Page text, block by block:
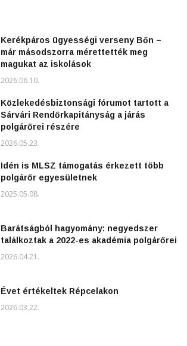
Kerékpáros ügyességi verseny Bőn –
már másodszorra mérettették meg
magukat az iskolások
2026.06.10.
Közlekedésbiztonsági fórumot tartott a
Sárvári Rendőrkapitányság a járás
polgárőrei részére
2026.05.23.
Idén is MLSZ támogatás érkezett több
polgárőr egyesületnek
2025.05.08.
Barátságból hagyomány: negyedszer
találkoztak a 2022-es akadémia polgárőrei
2026.04.21.
Évet értékeltek Répcelakon
2026.03.22.